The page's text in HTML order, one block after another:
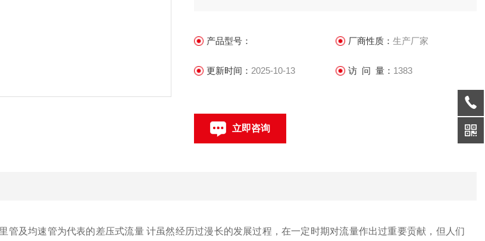
产品型号： 厂商性质： 生产厂家
更新时间： 2025-10-13 访 问 量： 1383
立即咨询
管及均速管为代表的差压式流量 计虽然经历过漫长的发展过程，在一定时期对流量作出过重要贡献，但人们